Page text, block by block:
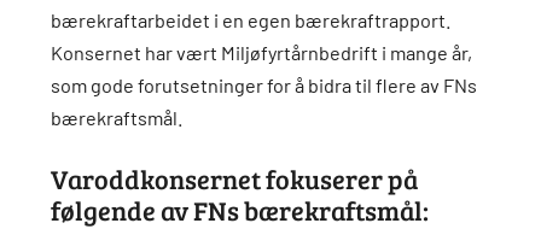
bærekraftarbeidet i en egen bærekraftrapport.
Konsernet har vært Miljøfyrtårnbedrift i mange år,
som gode forutsetninger for å bidra til flere av FNs
bærekraftsmål.
Varoddkonsernet fokuserer på
følgende av FNs bærekraftsmål: